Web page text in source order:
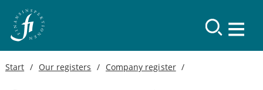
Start Our registers Company register